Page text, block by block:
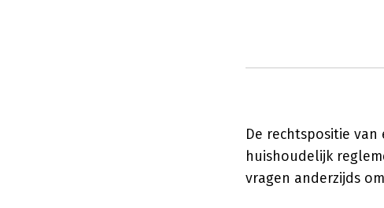
De rechtspositie
huishoudelijk
vragen anderzijds